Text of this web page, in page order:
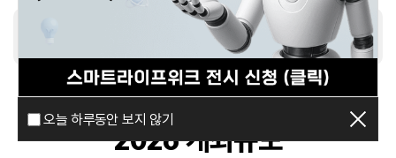
오늘 하루동안 보지 않기
사전 등록 전시 신청
2026 개최규모